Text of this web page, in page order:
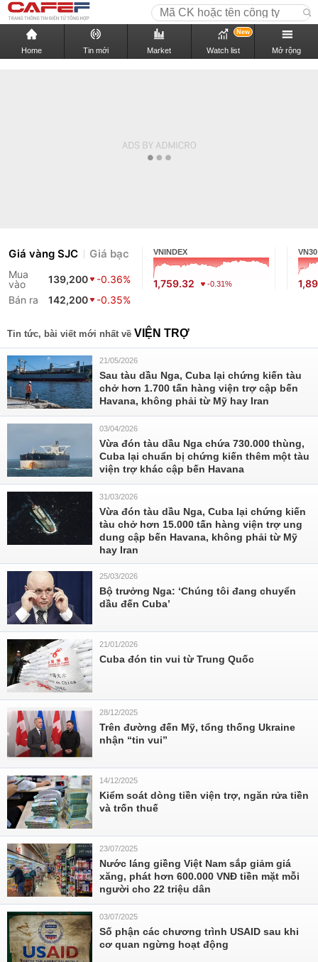
Home Tin mới Market Watch list
New
Mở rộng
Giá vàng SJC Giá bạc
Mua
vào
139,200
-0.36%
Bán ra
142,200 -0.35%
VNINDEX
1,759.32 -0.31%
VN30
Tin tức, bài viết mới nhất về VIỆN TRỢ
21/05/2026
Sau tàu dầu Nga, Cuba lại chứng kiến tàu
chở hơn 1.700 tấn hàng viện trợ cập bến
Havana, không phải từ Mỹ hay Iran
03/04/2026
Vừa đón tàu dầu Nga chứa 730.000 thùng,
Cuba lại chuẩn bị chứng kiến thêm một tàu
viện trợ khác cập bến Havana
31/03/2026
Vừa đón tàu dầu Nga, Cuba lại chứng kiến
tàu chở hơn 15.000 tấn hàng viện trợ ung
dung cập bến Havana, không phải từ Mỹ
hay Iran
25/03/2026
Bộ trưởng Nga: ‘Chúng tôi đang chuyển
dầu đến Cuba’
21/01/2026
Cuba đón tin vui từ Trung Quốc
28/12/2025
Trên đường đến Mỹ, tổng thống Ukraine
nhận “tin vui”
14/12/2025
Kiểm soát dòng tiền viện trợ, ngăn rửa tiền
và trốn thuế
23/07/2025
Nước láng giềng Việt Nam sắp giảm giá
xăng, phát hơn 600.000 VNĐ tiền mặt mỗi
người cho 22 triệu dân
03/07/2025
Số phận các chương trình USAID sau khi
cơ quan ngừng hoạt động